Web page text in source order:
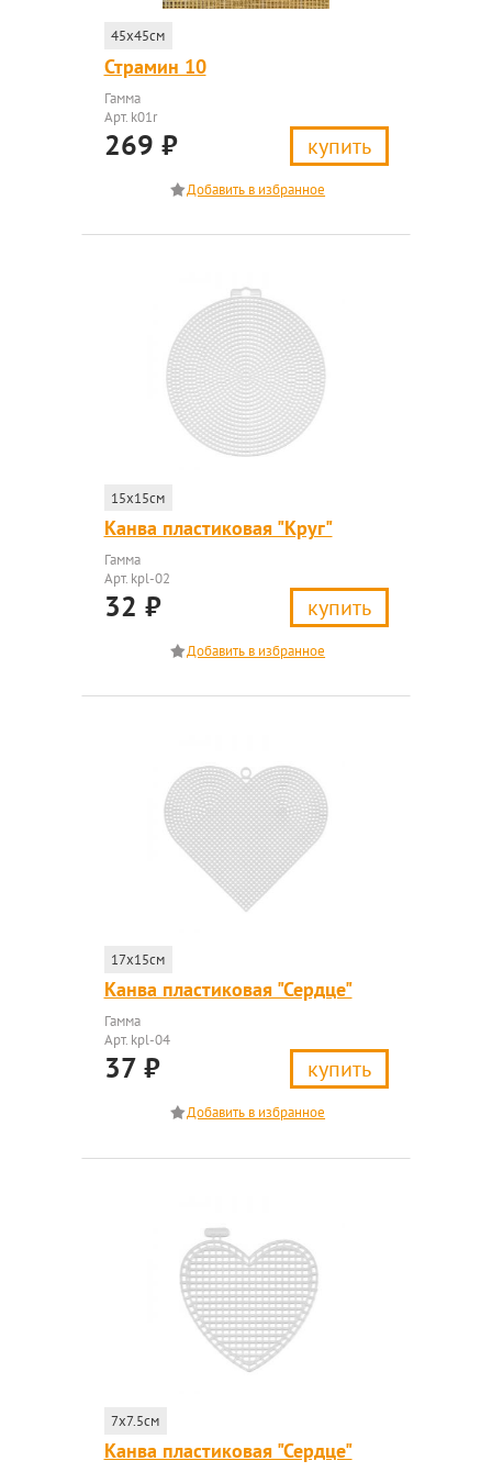
45x45см
Страмин 10
Гамма
Арт. k01r
269 ₽ купить
15x15см
Канва пластиковая "Круг"
Гамма
Арт. kpl-02
32 ₽ купить
17x15см
Канва пластиковая "Сердце"
Гамма
Арт. kpl-04
37 ₽ купить
7x7.5см
Канва пластиковая "Сердце"